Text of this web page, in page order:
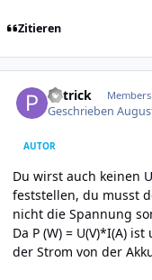
Zitieren
P4trick Members
Geschrieben
AUTOR
Du wirst auch keinen
feststellen, du musst
nicht die Spannung
Da P (W) = U(V)*I(A)
der Strom von der